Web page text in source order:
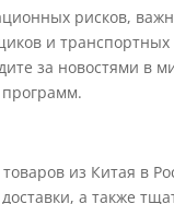
рисков,
и
за новостями в
из Китая в
а также